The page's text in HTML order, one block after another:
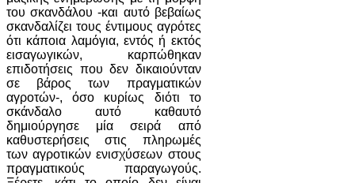
του σκανδάλου -και αυτό βεβαίως
σκανδαλίζει τους έντιμους αγρότες
ότι κάποια λαμόγια, εντός ή εκτός
εισαγωγικών, καρπώθηκαν
επιδοτήσεις που δεν δικαιούνταν
σε βάρος των πραγματικών
αγροτών-, όσο κυρίως διότι το
σκάνδαλο αυτό καθαυτό
δημιούργησε μία σειρά από
καθυστερήσεις στις πληρωμές
των αγροτικών ενισχύσεων στους
πραγματικούς παραγωγούς.